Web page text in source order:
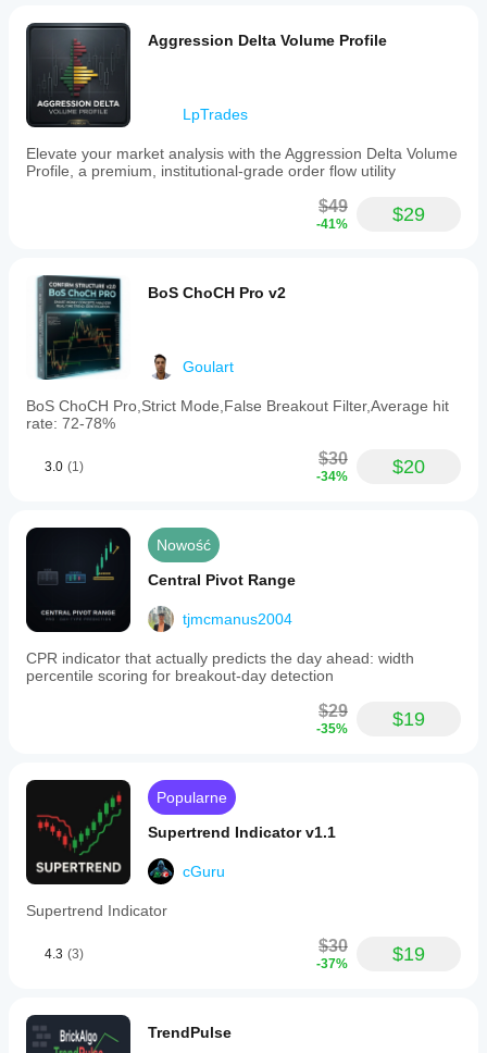
Aggression Delta Volume Profile
LpTrades
Elevate your market analysis with the Aggression Delta Volume
Profile, a premium, institutional-grade order flow utility
$49
-41% $29
BoS ChoCH Pro v2
Goulart
BoS ChoCH Pro,Strict Mode,False Breakout Filter,Average hit
rate: 72-78%
3.0 (1) $30
-34% $20
Nowość
Central Pivot Range
tjmcmanus2004
CPR indicator that actually predicts the day ahead: width
percentile scoring for breakout-day detection
$29
-35% $19
Popularne
Supertrend Indicator v1.1
cGuru
Supertrend Indicator
4.3 (3) $30
-37% $19
TrendPulse